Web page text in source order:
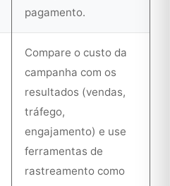
pagamento.
Compare o custo da
campanha com os
resultados (vendas,
tráfego,
engajamento) e use
ferramentas de
rastreamento como